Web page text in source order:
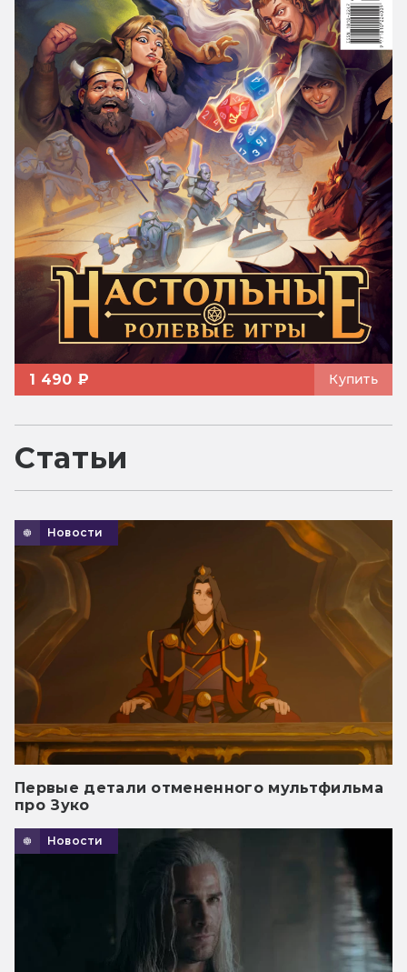
1 490 ₽ Купить
Статьи
Новости
Первые детали отмененного мультфильма
про Зуко
Новости